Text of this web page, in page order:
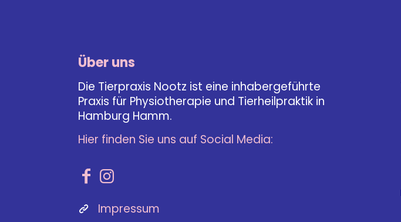
Über uns
Die Tierpraxis Nootz ist eine inhabergeführte
Praxis für Physiotherapie und Tierheilpraktik in
Hamburg Hamm.
Hier finden Sie uns auf Social Media:
Impressum